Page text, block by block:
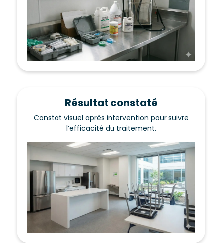
Résultat constaté
Constat visuel après intervention pour suivre
l’efficacité du traitement.